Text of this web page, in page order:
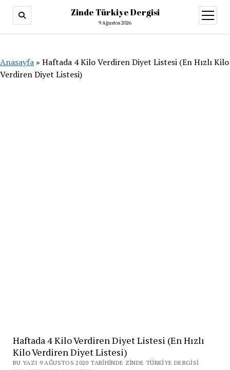
Zinde Türkiye Dergisi
9 Ağustos 2026
aç
Anasayfa » Haftada 4 Kilo Verdiren Diyet Listesi (En Hızlı Kilo
Verdiren Diyet Listesi)
Haftada 4 Kilo Verdiren Diyet Listesi (En Hızlı
Kilo Verdiren Diyet Listesi)
BU YAZI 9 AĞUSTOS 2020 TARIHINDE ZINDE TÜRKIYE DERGISI